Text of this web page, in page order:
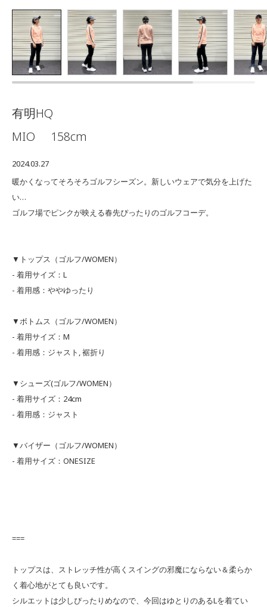
有明HQ
MIO
158cm
2024.03.27
暖かくなってそろそろゴルフシーズン。新しいウェアで気分を上げた
い…
ゴルフ場でピンクが映える春先ぴったりのゴルフコーデ。
▼トップス（ゴルフ/WOMEN）
- 着用サイズ：L
- 着用感：ややゆったり
▼ボトムス（ゴルフ/WOMEN）
- 着用サイズ：M
- 着用感：ジャスト, 裾折り
▼シューズ(ゴルフ/WOMEN）
- 着用サイズ：24cm
- 着用感：ジャスト
▼バイザー（ゴルフ/WOMEN）
- 着用サイズ：ONESIZE
===
トップスは、ストレッチ性が高くスイングの邪魔にならない＆柔らか
く着心地がとても良いです。
シルエットは少しぴったりめなので、今回はゆとりのあるLを着てい